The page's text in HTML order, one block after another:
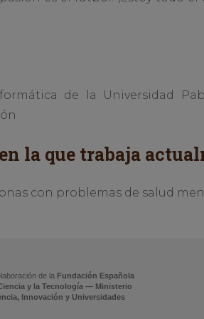
de la Universidad
la que trabaja
con problemas de salud
de la Fundación Española
y la Tecnología — Ministerio
Innovación y Universidades